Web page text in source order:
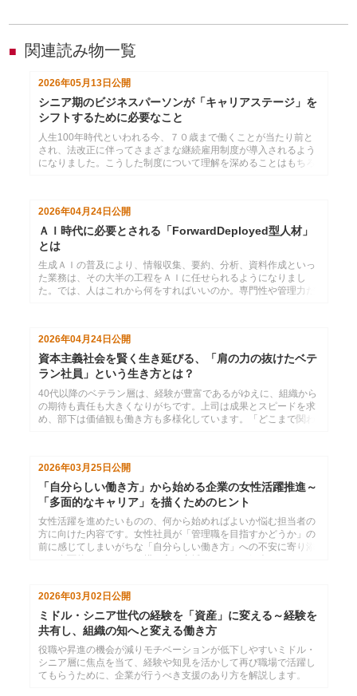
～3つのポイ
ントで、クリ
キングを実際
のビジネスに
役立てる
組みを進める
■ 関連読み物一覧
2026年05月13日 公開
シニア期のビジネスパーソンが「キャリアステージ」を
シフトするために必要なこと
人生100年時代といわれる今、７０歳まで働くことが当たり前と
され、法改正に伴ってさまざまな継続雇用制度が導入されるよう
になりました。こうした制度について理解を深めることはもちろ
2026年04月24日公開
ＡＩ時代に必要とされる「ForwardDeployed型人材」
とは
生成ＡＩの普及により、情報収集、要約、分析、資料作成といっ
た業務は、その大半の工程をＡＩに任せられるようになりまし
た。では、人はこれから何をすればいいのか。専門性や管理力だ
って実現まで導いていけるような人材が求められるようになって
いくのではないでしょうか。
2026年04月24日 公開
資本主義社会を賢く生き延びる、「肩の力の抜けたベテ
ラン社員」という生き方とは？
40代以降のベテラン層は、経験が豊富であるがゆえに、組織から
の期待も責任も大きくなりがちです。上司は成果とスピードを求
め、部下は価値観も働き方も多様化しています。「どこまで関わ
し見直すだけで、驚くほど軽減できます。
2026年03月25日 公開
「自分らしい働き方」から始める企業の女性活躍推進～
「多面的なキャリア」を描くためのヒント
女性活躍を進めたいものの、何から始めればよいか悩む担当者の
方に向けた内容です。女性社員が「管理職を目指すかどうか」の
前に感じてしまいがちな「自分らしい働き方」への不安に寄り添
2026年03月02日公開
ミドル・シニア世代の経験を「資産」に変える～経験を
共有し、組織の知へと変える働き方
役職や昇進の機会が減りモチベーションが低下しやすいミドル・
シニア層に焦点を当て、経験や知見を活かして再び職場で活躍し
てもらうために、企業が行うべき支援のあり方を解説します。